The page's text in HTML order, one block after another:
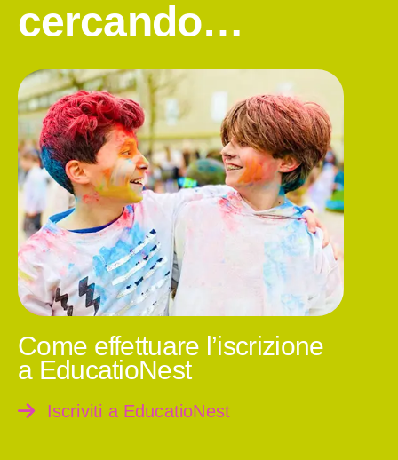
cercando…
Come effettuare l’iscrizione
a EducatioNest
Iscriviti a EducatioNest